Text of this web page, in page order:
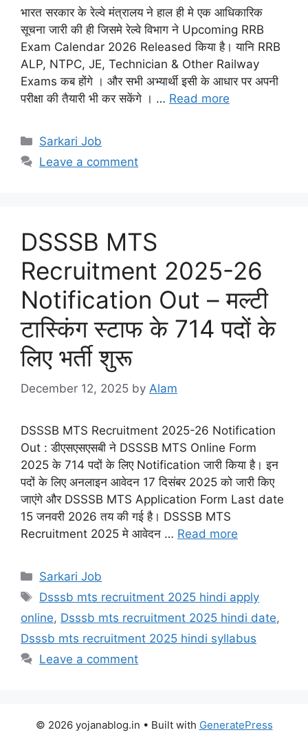
भारत सरकार के रेल्वे मंत्रालय ने हाल ही मे एक आधिकारिक
सूचना जारी की ही जिसमे रेल्वे विभाग ने Upcoming RRB
Exam Calendar 2026 Released किया है। यानि RRB
ALP, NTPC, JE, Technician & Other Railway
Exams कब होंगे । और सभी अभ्यार्थी इसी के आधार पर अपनी
परीक्षा की तैयारी भी कर सकेंगे । … Read more
Sarkari Job
Leave a comment
DSSSB MTS
Recruitment 2025-26
Notification Out – मल्टी
टास्किंग स्टाफ के 714 पदों के
लिए भर्ती शुरू
December 12, 2025 by Alam
DSSSB MTS Recruitment 2025-26 Notification
Out : डीएसएसएसबी ने DSSSB MTS Online Form
2025 के 714 पदों के लिए Notification जारी किया है। इन
पदों के लिए अनलाइन आवेदन 17 दिसंबर 2025 को जारी किए
जाएंगे और DSSSB MTS Application Form Last date
15 जनवरी 2026 तय की गई है। DSSSB MTS
Recruitment 2025 मे आवेदन … Read more
Sarkari Job
Dsssb mts recruitment 2025 hindi apply
online, Dsssb mts recruitment 2025 hindi date,
Dsssb mts recruitment 2025 hindi syllabus
Leave a comment
© 2026 yojanablog.in • Built with GeneratePress